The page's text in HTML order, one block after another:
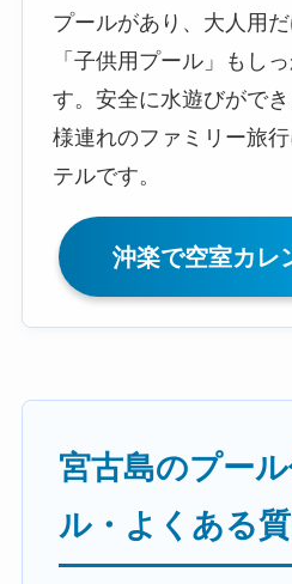
プールがあり、大人用
「子供用プール」もし
す。安全に水遊びがで
様連れのファミリー旅
テルです。
沖楽で空室カレ
宮古島のプー
ル・よくある